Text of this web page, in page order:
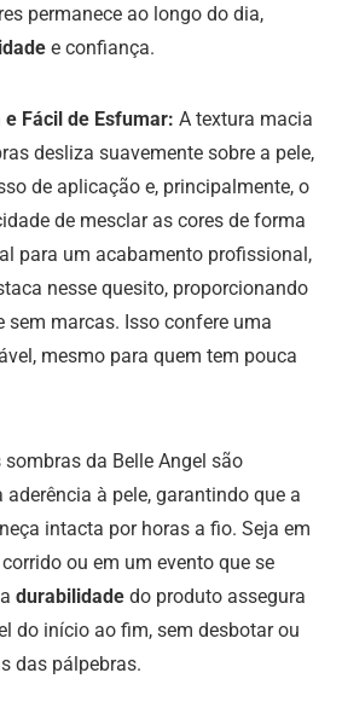
permanece ao longo do dia,
e confiança.
Fácil de Esfumar: A textura macia
desliza suavemente sobre a pele,
de aplicação e, principalmente, o
de mesclar as cores de forma
para um acabamento profissional,
nesse quesito, proporcionando
sem marcas. Isso confere uma
mesmo para quem tem pouca
sombras da Belle Angel são
à pele, garantindo que a
intacta por horas a fio. Seja em
ou em um evento que se
durabilidade do produto assegura
do início ao fim, sem desbotar ou
das pálpebras.